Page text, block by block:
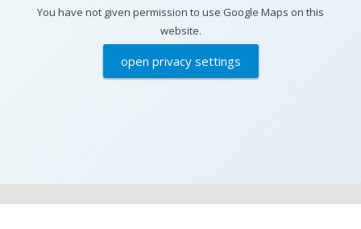
You have not given permission to use Google Maps on this
website.
open privacy settings